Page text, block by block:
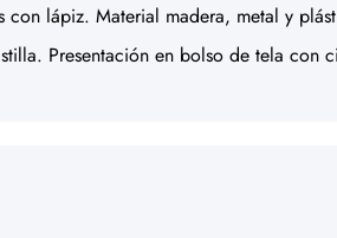
lápiz. Material madera, metal y
Presentación en bolso de tela con